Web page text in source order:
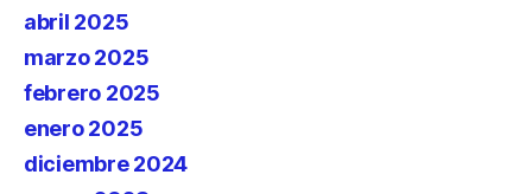
abril 2025
marzo 2025
febrero 2025
enero 2025
diciembre 2024